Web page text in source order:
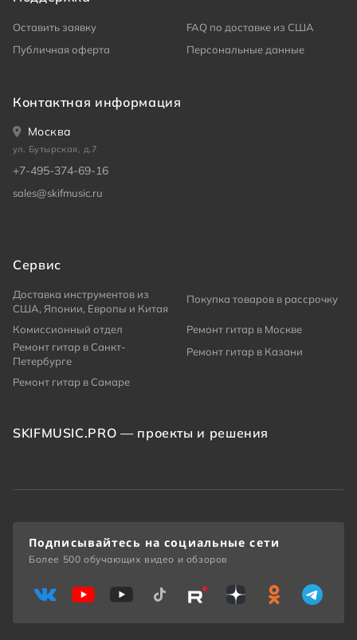
Оставить заявку
FAQ по доставке из США
Публичная оферта
Персональные данные
Контактная информация
Москва
ул. Бутырская, д.7
+7-495-374-69-16
sales@skifmusic.ru
Сервис
Доставка инструментов из
США, Японии, Европы и Китая
Покупка товаров в рассрочку
Комиссионный отдел
Ремонт гитар в Москве
Ремонт гитар в Санкт-
Петербурге
Ремонт гитар в Казани
Ремонт гитар в Самаре
SKIFMUSIC.PRO — проекты и решения
Подписывайтесь на социальные сети
Более 500 обучающих видео и обзоров